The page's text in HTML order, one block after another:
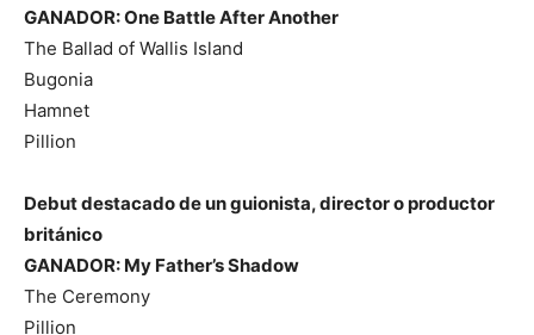
GANADOR: One Battle After Another
The Ballad of Wallis Island
Bugonia
Hamnet
Pillion
Debut destacado de un guionista, director o productor
británico
GANADOR: My Father’s Shadow
The Ceremony
Pillion